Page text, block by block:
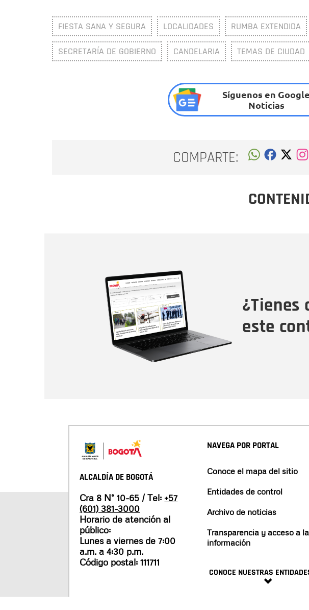
FIESTA SANA Y SEGURA LOCALIDADES RUMBA EXTENDIDA
SECRETARÍA DE GOBIERNO CANDELARIA TEMAS DE CIUDAD
Síguenos en Google
Noticias
COMPARTE:
¿Tienes
este
ALCALDÍA DE BOGOTÁ
Cra 8 N° 10-65 / Tel: +57
(601) 381-3000
Horario de atención al
público:
Lunes a viernes de 7:00
a.m. a 4:30 p.m.
Código postal: 111711
NAVEGA POR PORTAL
Conoce el mapa del sitio
Entidades de control
Archivo de noticias
Transparencia y acceso a la
información
CONOCE NUESTRAS